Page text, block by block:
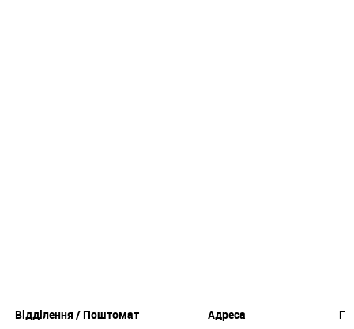
Відділення / Поштомат Адреса